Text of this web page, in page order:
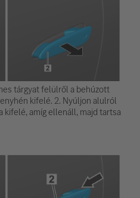
tárgyat felülről a behúzott
kifelé. 2. Nyúljon alulról
kifelé, amíg ellenáll, majd tartsa